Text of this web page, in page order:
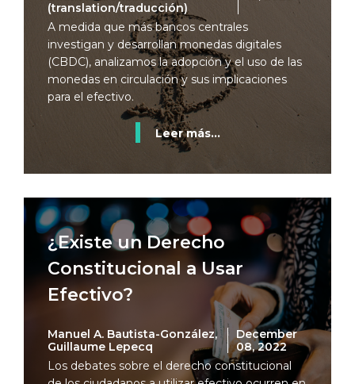
(translation/traducción)
A medida que más bancos centrales
investigan y desarrollan monedas digitales
(CBDC), analizamos la adopción y el uso de las
monedas en circulación y sus implicaciones
para el efectivo.
Leer más...
¿Existe un Derecho
Constitucional a Usar
Efectivo?
Manuel A. Bautista-González,
Guillaume Lepecq
December
08, 2022
Los debates sobre el derecho constitucional